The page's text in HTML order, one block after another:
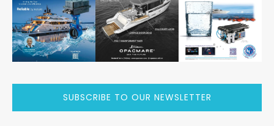
SUBSCRIBE TO OUR NEWSLETTER